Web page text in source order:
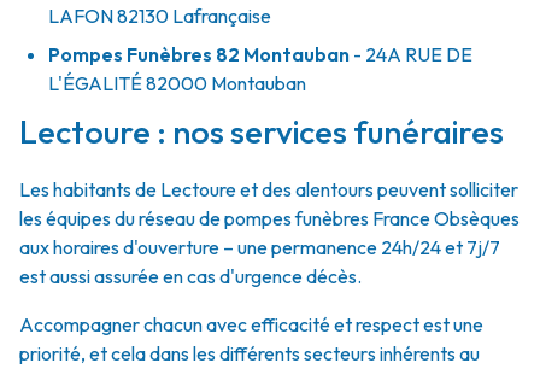
LAFON82130 Lafrançaise
Pompes Funèbres 82 Montauban - 24A RUE DE
L'ÉGALITÉ82000 Montauban
Lectoure : nos services funéraires
Les habitants de Lectoure et des alentours peuvent solliciter
les équipes du réseau de pompes funèbres France Obsèques
aux horaires d'ouverture – une permanence 24h/24 et 7j/7
est aussi assurée en cas d'urgence décès.
Accompagner chacun avec efficacité et respect est une
priorité, et cela dans les différents secteurs inhérents au